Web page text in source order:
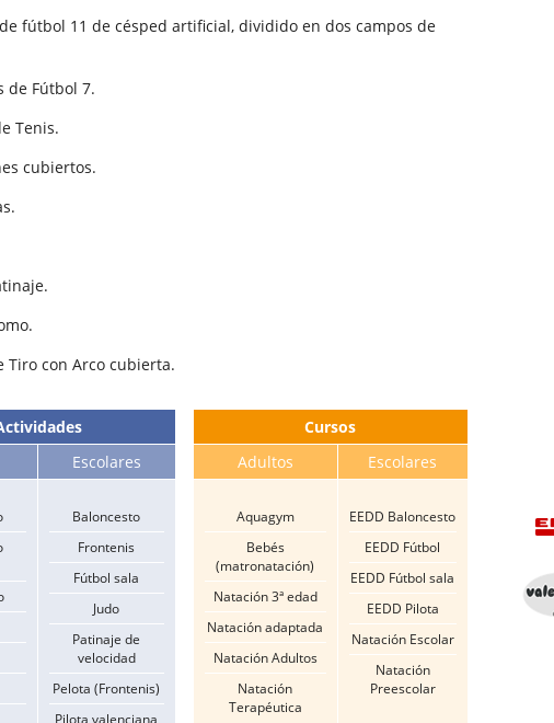
fútbol 11 de césped artificial, dividido en dos campos de
de Fútbol 7.
Tenis.
cubiertos.
Tiro con Arco cubierta.
Escolares
Baloncesto
Frontenis
Fútbol sala
Judo
Patinaje de
velocidad
Pelota (Frontenis)
Pilota valenciana
Cursos
Adultos
Escolares
Aquagym
Bebés
(matronatación)
Natación 3ª edad
Natación adaptada
Natación Adultos
Natación
Terapéutica
EEDD Baloncesto
EEDD Fútbol
EEDD Fútbol sala
EEDD Pilota
Natación Escolar
Natación
Preescolar